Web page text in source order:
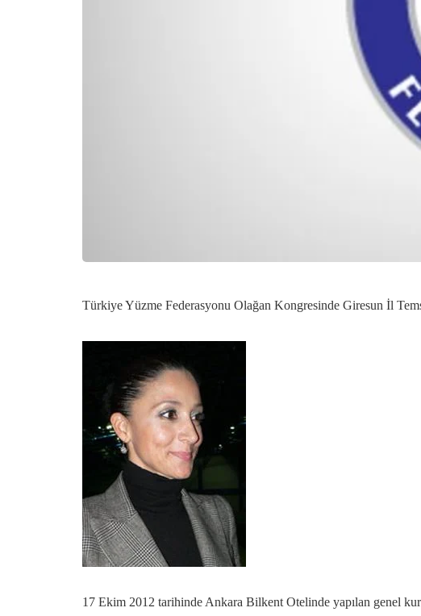
Türkiye Yüzme Federasyonu Olağan Kongresinde Giresun İl
17 Ekim 2012 tarihinde Ankara Bilkent Otelinde yapılan genel